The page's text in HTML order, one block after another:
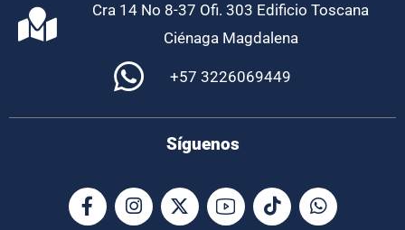
Cra 14 No 8-37 Ofi. 303 Edificio Toscana
Ciénaga Magdalena
+57 3226069449
Síguenos